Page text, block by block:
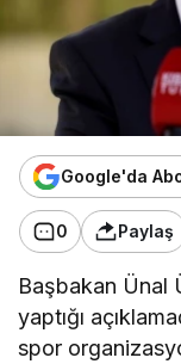
Google'da
0 Paylaş
Başbakan Ünal
yaptığı
spor